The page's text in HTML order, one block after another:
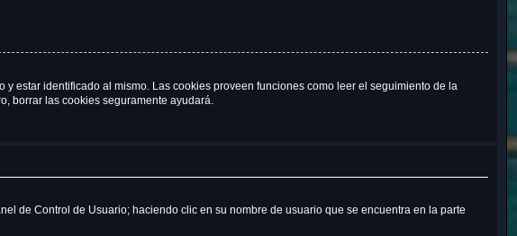
estar identificado al mismo. Las cookies proveen funciones como leer el seguimiento de la
borrar las cookies seguramente ayudará.
de Control de Usuario; haciendo clic en su nombre de usuario que se encuentra en la parte